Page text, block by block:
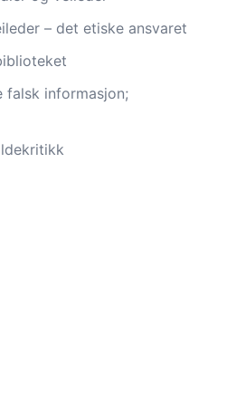
– det etiske ansvaret
falsk informasjon;